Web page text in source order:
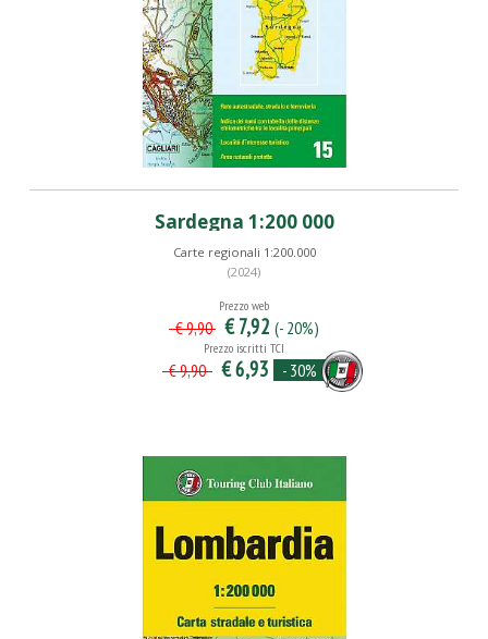
Sardegna 1:200 000
Carte regionali 1:200.000
(2024)
Prezzo web
€ 9,90 € 7,92 (- 20%)
Prezzo iscritti TCI
€ 9,90 € 6,93 - 30%